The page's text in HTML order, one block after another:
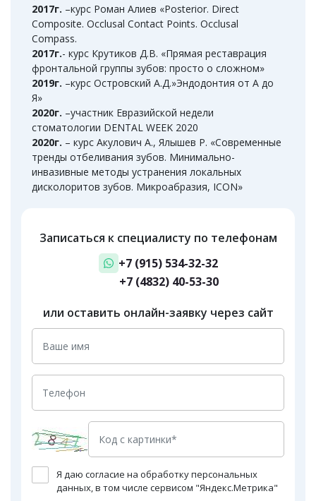
2017г. –курс Роман Алиев «Posterior. Direct
Composite. Occlusal Contact Points. Occlusal
Compass.
2017г.- курс Крутиков Д.В. «Прямая реставрация
фронтальной группы зубов: просто о сложном»
2019г. –курс Островский А.Д.»Эндодонтия от А до
Я»
2020г. –участник Евразийской недели
стоматологии DENTAL WEEK 2020
2020г. – курс Акулович А., Ялышев Р. «Современные
тренды отбеливания зубов. Минимально-
инвазивные методы устранения локальных
дисколоритов зубов. Микроабразия, ICON»
Записаться к специалисту по телефонам
+7 (915) 534-32-32
+7 (4832) 40-53-30
или оставить онлайн-заявку через сайт
Я даю согласие на обработку персональных
данных, в том числе сервисом "Яндекс.Метрика"